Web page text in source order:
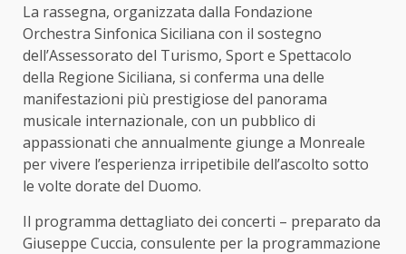
La rassegna, organizzata dalla Fondazione
Orchestra Sinfonica Siciliana con il sostegno
dell’Assessorato del Turismo, Sport e Spettacolo
della Regione Siciliana, si conferma una delle
manifestazioni più prestigiose del panorama
musicale internazionale, con un pubblico di
appassionati che annualmente giunge a Monreale
per vivere l’esperienza irripetibile dell’ascolto sotto
le volte dorate del Duomo.
Il programma dettagliato dei concerti – preparato da
Giuseppe Cuccia, consulente per la programmazione